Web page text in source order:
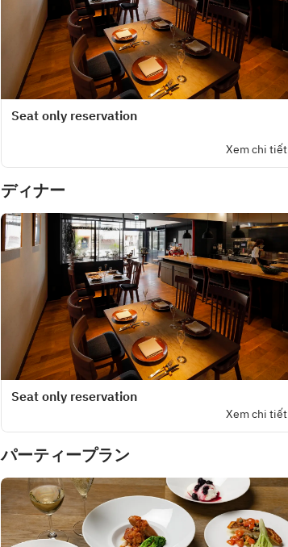
Seat only reservation
Xem chi tiết
ディナー
Seat only reservation
Xem chi tiết
パーティープラン